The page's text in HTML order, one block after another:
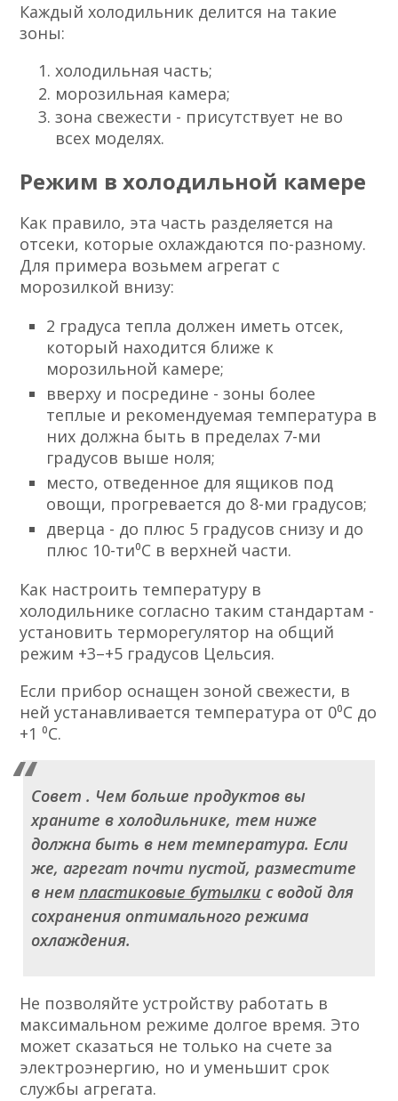
Каждый холодильник делится на такие
зоны:
холодильная часть;
морозильная камера;
зона свежести - присутствует не во
всех моделях.
Режим в холодильной камере
Как правило, эта часть разделяется на
отсеки, которые охлаждаются по-разному.
Для примера возьмем агрегат с
морозилкой внизу:
2 градуса тепла должен иметь отсек,
который находится ближе к
морозильной камере;
вверху и посредине - зоны более
теплые и рекомендуемая температура в
них должна быть в пределах 7-ми
градусов выше ноля;
место, отведенное для ящиков под
овощи, прогревается до 8-ми градусов;
дверца - до плюс 5 градусов снизу и до
плюс 10-ти⁰С в верхней части.
Как настроить температуру в
холодильнике согласно таким стандартам -
установить терморегулятор на общий
режим +3–+5 градусов Цельсия.
Если прибор оснащен зоной свежести, в
ней устанавливается температура от 0⁰С до
+1 ⁰С.
Совет . Чем больше продуктов вы
храните в холодильнике, тем ниже
должна быть в нем температура. Если
же, агрегат почти пустой, разместите
в нем пластиковые бутылки с водой для
сохранения оптимального режима
охлаждения.
Не позволяйте устройству работать в
максимальном режиме долгое время. Это
может сказаться не только на счете за
электроэнергию, но и уменьшит срок
службы агрегата.